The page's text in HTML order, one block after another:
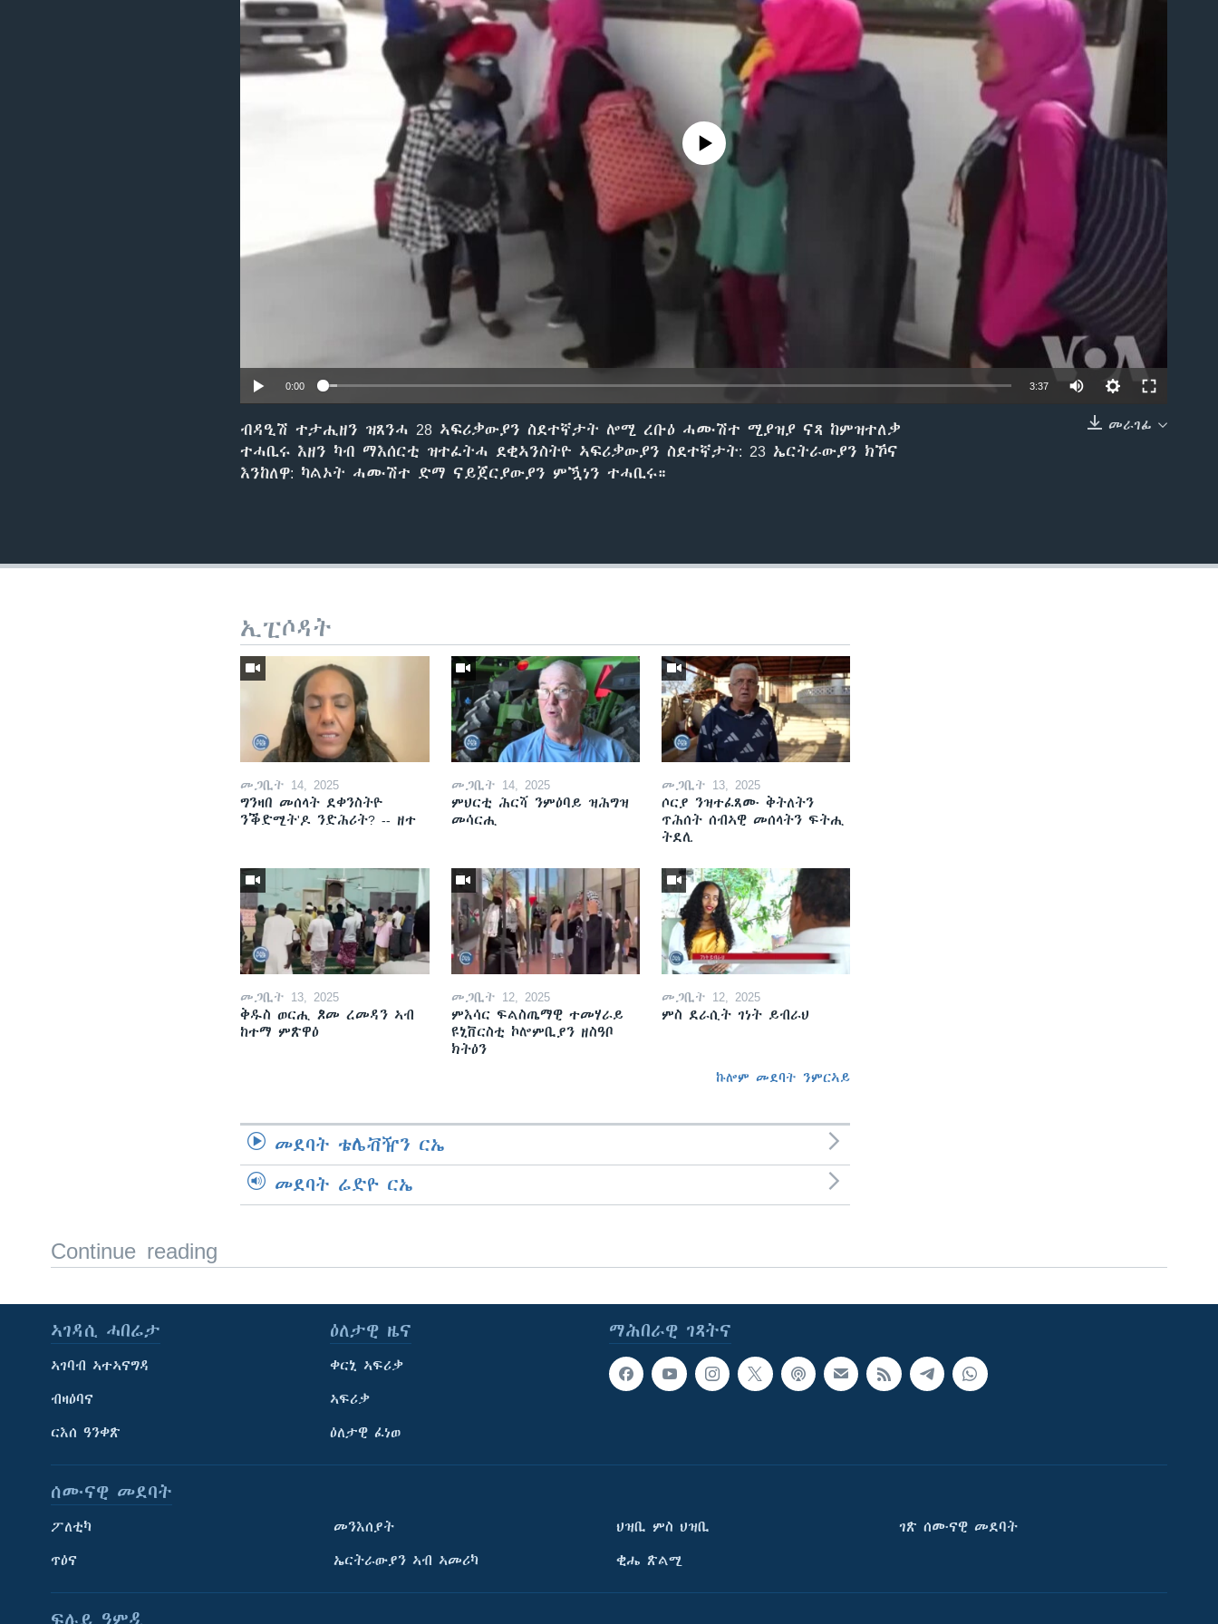
No media source currently available
0:00 3:37
መራገፊ
ብዳዒሽ ተታሒዘን ዝጸንሓ 28 ኣፍሪቃውያን ስደተኛታት ሎሚ ረቡዕ ሓሙሽተ ሚያዝያ ናጻ ከምዝተለቃ
ተሓቢሩ እዘን ካብ ማእሰርቲ ዝተፈትሓ ደቂኣንስትዮ ኣፍሪቃውያን ስደተኛታት: 23 ኤርትራውያን ክኾና
እንከለዋ: ካልኦት ሓሙሽተ ድማ ናይጀርያውያን ምዃነን ተሓቢሩ።
ኢፒሶዳት
መጋቢት 14, 2025
ግንዛበ መሰላት ደቀንስትዮ
ንቕድሚት'ዶ ንድሕሪት? -- ዘተ
መጋቢት 14, 2025
ምህርቲ ሕርሻ ንምዕባይ ዝሕግዝ
መሳርሒ
መጋቢት 13, 2025
ሶርያ ንዝተፈጸሙ ቅትለትን
ጥሕሰት ሰብኣዊ መሰላትን ፍትሒ
ትደሊ
መጋቢት 13, 2025
ቅዱስ ወርሒ ጾመ ረመዳን ኣብ
ከተማ ምጽዋዕ
መጋቢት 12, 2025
ምእሳር ፍልስጤማዊ ተመሃራይ
ዩኒቨርስቲ ኮሎምቢያን ዘስዓቦ
ክትዕን
መጋቢት 12, 2025
ምስ ደራሲት ገነት ይብራህ
ኩሎም መደባት ንምርኣይ
መደባት ቴሌቭዥን ርኤ
መደባት ሬድዮ ርኤ
Continue reading
ማሕበራዊ ገጻትና
ኣገዳሲ ሓበሬታ
ኣገባብ ኣተኣናግዳ
ብዛዕባና
ርእሰ ዓንቀጽ
ዕለታዊ ዜና
ቀርኒ ኣፍሪቃ
ኣፍሪቃ
ዕለታዊ ፈነወ
ሰሙናዊ መደባት
ፖለቲካ
ጥዕና
መንእሰያት
ኤርትራውያን ኣብ ኣመሪካ
ህዝቢ ምስ ህዝቢ
ቂሔ ጽልሚ
ገጽ ሰሙናዊ መደባት
ፍሉይ ዓምዲ